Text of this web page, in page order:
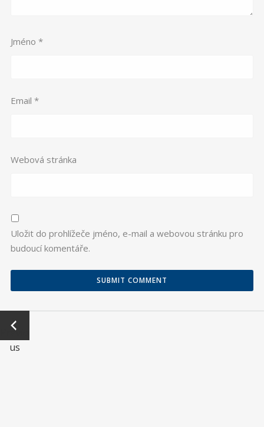
Jméno *
Email *
Webová stránka
Uložit do prohlížeče jméno, e-mail a webovou stránku pro
budoucí komentáře.
←
Previo
us